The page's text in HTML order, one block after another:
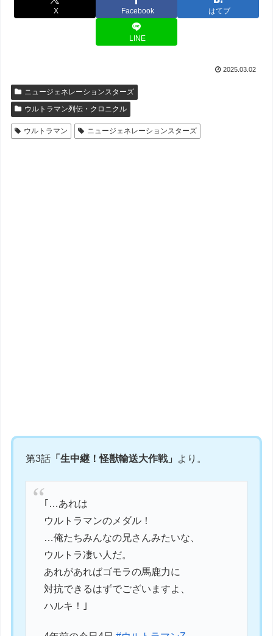
X Facebook はてブ
LINE
2025.03.02
ニュージェネレーションスターズ
ウルトラマン列伝・クロニクル
ウルトラマン ニュージェネレーションスターズ
第3話 「生中継！怪獣輸送大作戦」 より。
｢…あれは
ウルトラマンのメダル！
…俺たちみんなの兄さんみたいな、
ウルトラ凄い人だ。
あれがあればゴモラの馬鹿力に
対抗できるはずでございますよ、
ハルキ！｣